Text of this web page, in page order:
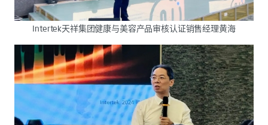
Intertek天祥集团健康与美容产品审核认证销售经理黄海